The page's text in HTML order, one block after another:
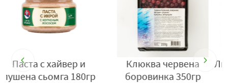
обогатява текстурата и придава леко заоблена
сладост във вкуса.
Една от ключовите характеристики на Xaoma Platinum
8-степенен процес на филтрация, който
използва съвременни технологии за постигане на
максимална чистота. Тази прецизна обработка
Лимонада Натахтари с
тархун 1 л.
Сода днипряночка
400гр